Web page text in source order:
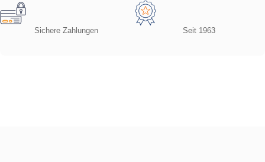
Sichere Zahlungen Seit 1963